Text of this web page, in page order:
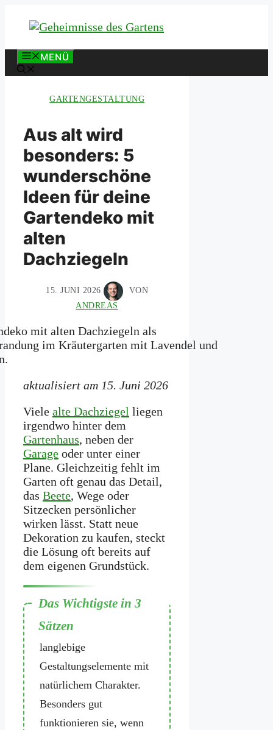
Inhalt
MENÜ
GARTENGESTALTUNG
Aus alt wird
besonders: 5
wunderschöne
Ideen für deine
Gartendeko mit
alten
Dachziegeln
15. JUNI 2026
VON
ANDREAS
aktualisiert am 15. Juni 2026
Viele alte Dachziegel liegen
irgendwo hinter dem
Gartenhaus, neben der
Garage oder unter einer
Plane. Gleichzeitig fehlt im
Garten oft genau das Detail,
das Beete, Wege oder
Sitzecken persönlicher
wirken lässt. Statt neue
Dekoration zu kaufen, steckt
die Lösung oft bereits auf
dem eigenen Grundstück.
Alte Dachziegel sind
langlebige
Gestaltungselemente mit
natürlichem Charakter.
Besonders gut
funktionieren sie, wenn